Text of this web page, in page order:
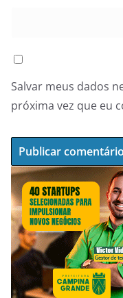
Salvar meus dados
próxima vez que eu